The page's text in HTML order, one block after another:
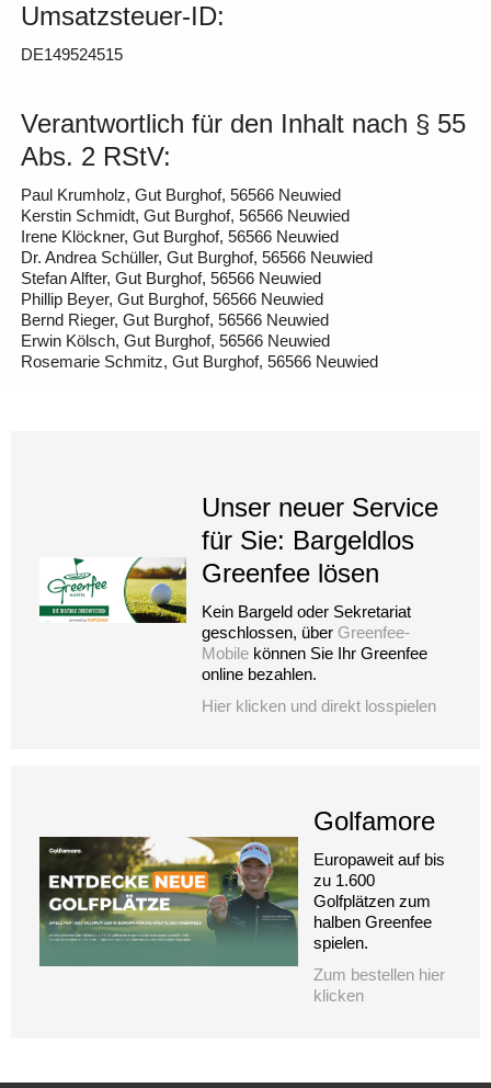
Umsatzsteuer-ID:
DE149524515
Verantwortlich für den Inhalt nach § 55
Abs. 2 RStV:
Paul Krumholz, Gut Burghof, 56566 Neuwied
Kerstin Schmidt, Gut Burghof, 56566 Neuwied
Irene Klöckner, Gut Burghof, 56566 Neuwied
Dr. Andrea Schüller, Gut Burghof, 56566 Neuwied
Stefan Alfter, Gut Burghof, 56566 Neuwied
Phillip Beyer, Gut Burghof, 56566 Neuwied
Bernd Rieger, Gut Burghof, 56566 Neuwied
Erwin Kölsch, Gut Burghof, 56566 Neuwied
Rosemarie Schmitz, Gut Burghof, 56566 Neuwied
Unser neuer Service
für Sie: Bargeldlos
Greenfee lösen
Kein Bargeld oder Sekretariat
geschlossen, über Greenfee-
Mobile können Sie Ihr Greenfee
online bezahlen.
Hier klicken und direkt losspielen
Golfamore
Europaweit auf bis
zu 1.600
Golfplätzen zum
halben Greenfee
spielen.
Zum bestellen hier
klicken